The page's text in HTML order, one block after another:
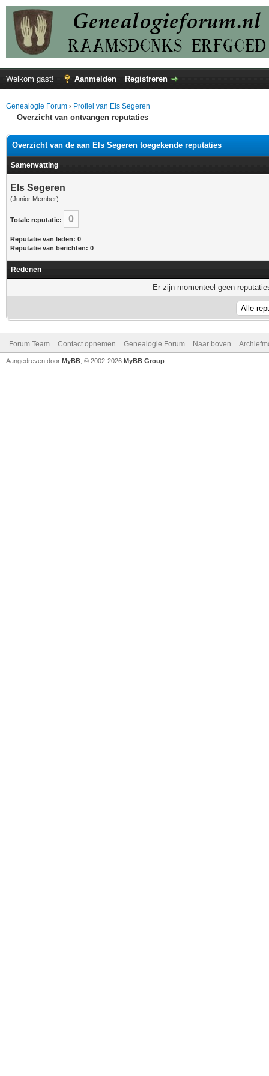
Welkom gast! Aanmelden Registreren
Genealogie Forum › Profiel van Els Segeren
Overzicht van ontvangen reputaties
Overzicht van de aan Els Segeren toegekende reputaties
Samenvatting
Els Segeren
(Junior Member)
Totale reputatie: 0
Reputatie van leden: 0
Reputatie van berichten: 0
Redenen
Er zijn momenteel geen
Forum Team Contact opnemen Genealogie Forum Naar boven
Aangedreven door MyBB , © 2002-2026 MyBB Group